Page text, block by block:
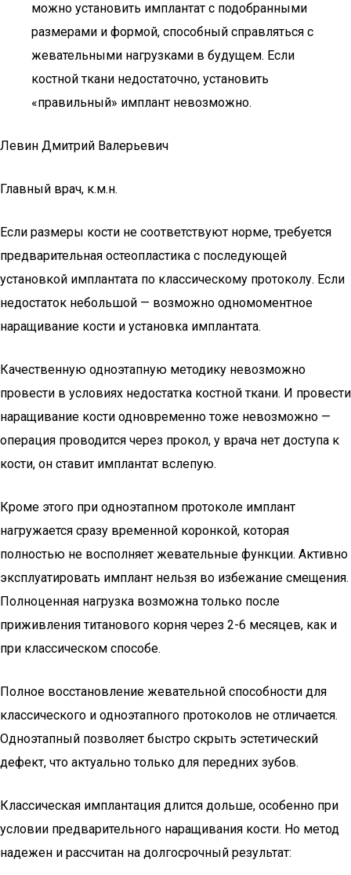
можно установить имплантат с подобранными
размерами и формой, способный справляться с
жевательными нагрузками в будущем. Если
костной ткани недостаточно, установить
«правильный» имплант невозможно.
Левин Дмитрий Валерьевич
Главный врач, к.м.н.
Если размеры кости не соответствуют норме, требуется
предварительная остеопластика с последующей
установкой имплантата по классическому протоколу. Если
недостаток небольшой — возможно одномоментное
наращивание кости и установка имплантата.
Качественную одноэтапную методику невозможно
провести в условиях недостатка костной ткани. И провести
наращивание кости одновременно тоже невозможно —
операция проводится через прокол, у врача нет доступа к
кости, он ставит имплантат вслепую.
Кроме этого при одноэтапном протоколе имплант
нагружается сразу временной коронкой, которая
полностью не восполняет жевательные функции. Активно
эксплуатировать имплант нельзя во избежание смещения.
Полноценная нагрузка возможна только после
приживления титанового корня через 2-6 месяцев, как и
при классическом способе.
Полное восстановление жевательной способности для
классического и одноэтапного протоколов не отличается.
Одноэтапный позволяет быстро скрыть эстетический
дефект, что актуально только для передних зубов.
Классическая имплантация длится дольше, особенно при
условии предварительного наращивания кости. Но метод
надежен и рассчитан на долгосрочный результат: